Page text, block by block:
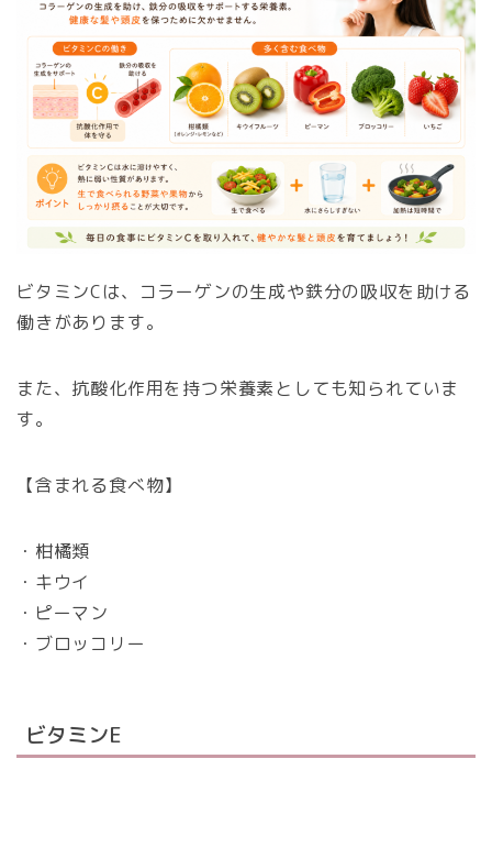
ビタミンCは、コラーゲンの生成や鉄分の吸収を助ける
働きがあります。
また、抗酸化作用を持つ栄養素としても知られていま
す。
【含まれる食べ物】
・柑橘類
・キウイ
・ピーマン
・ブロッコリー
ビタミンE